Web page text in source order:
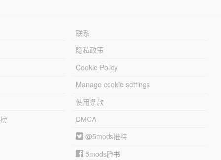
联系
隐私政策
Cookie Policy
Manage cookie settings
使用条款
DMCA
@5mods推特
5mods脸书